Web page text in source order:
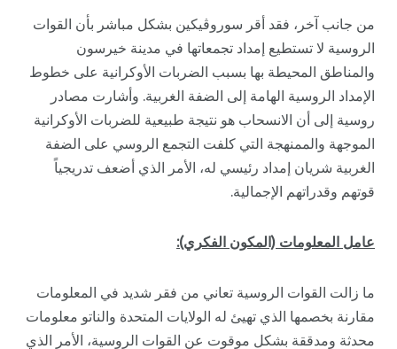
من جانب آخر، فقد أقر سوروڤيكين بشكل مباشر بأن القوات
الروسية لا تستطيع إمداد تجمعاتها في مدينة خيرسون
والمناطق المحيطة بها بسبب الضربات الأوكرانية على خطوط
الإمداد الروسية الهامة إلى الضفة الغربية. وأشارت مصادر
روسية إلى أن الانسحاب هو نتيجة طبيعية للضربات الأوكرانية
الموجهة والممنهجة التي كلفت التجمع الروسي على الضفة
الغربية شريان إمداد رئيسي له، الأمر الذي أضعف تدريجياً
قوتهم وقدراتهم الإجمالية.
عامل المعلومات (المكون الفكري):
ما زالت القوات الروسية تعاني من فقر شديد في المعلومات
مقارنة بخصمها الذي تهيئ له الولايات المتحدة والناتو معلومات
محدثة ومدققة بشكل موقوت عن القوات الروسية، الأمر الذي